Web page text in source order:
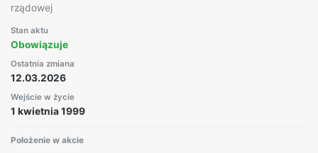
rządowej
Stan aktu
Obowiązuje
Ostatnia zmiana
12.03.2026
Wejście w życie
1 kwietnia 1999
Położenie w akcie